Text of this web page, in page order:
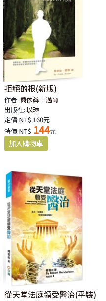
拒絕的根(新版)
作者:喬依絲．邁爾
出版社:以琳
定價:NT$ 160元
特價:NT$ 144元
從天堂法庭領受醫治(平裝)